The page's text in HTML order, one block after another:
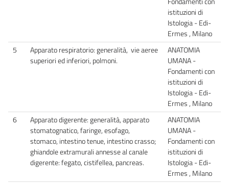
istituzioni di
Istologia - Edi-
Ermes , Milano
5
Apparato respiratorio: generalità, vie aeree
superiori ed inferiori, polmoni.
ANATOMIA
UMANA -
Fondamenti con
istituzioni di
Istologia - Edi-
Ermes , Milano
6
Apparato digerente: generalità, apparato
stomatognatico, faringe, esofago,
stomaco, intestino tenue, intestino crasso;
ghiandole extramurali annesse al canale
digerente: fegato, cistifellea, pancreas.
ANATOMIA
UMANA -
Fondamenti con
istituzioni di
Istologia - Edi-
Ermes , Milano